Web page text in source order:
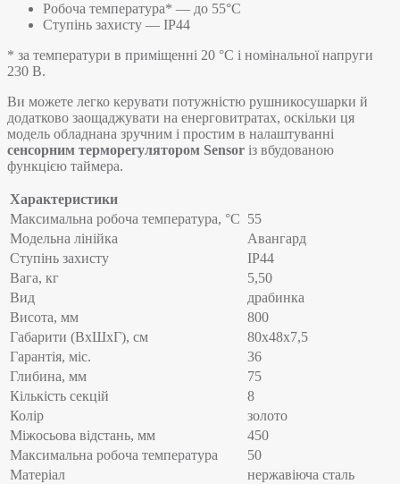
Робоча температура* — до 55°C
Ступінь захисту — IP44
* за температури в приміщенні 20 °С і номінальної напруги
230 В.
Ви можете легко керувати потужністю рушникосушарки й
додатково заощаджувати на енерговитратах, оскільки ця
модель обладнана зручним і простим в налаштуванні
сенсорним терморегулятором Sensor із вбудованою
функцією таймера.
Характеристики
Максимальна робоча температура, °C 55
Модельна лінійка
Авангард
Ступінь захисту
IP44
Вага, кг
5,50
Вид
драбинка
Висота, мм
800
Габарити (ВхШхГ), см
80x48x7,5
Гарантія, міс.
36
Глибина, мм
75
Кількість секцій
8
Колір
золото
Міжосьова відстань, мм
450
Максимальна робоча температура
50
Матеріал
нержавіюча сталь